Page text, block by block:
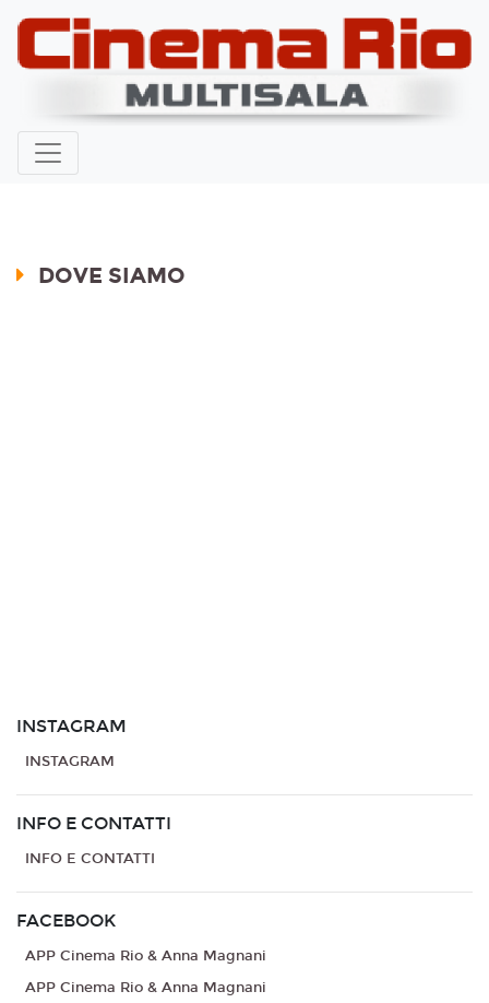
DOVE SIAMO
INSTAGRAM
INSTAGRAM
INFO E CONTATTI
INFO E CONTATTI
FACEBOOK
APP Cinema Rio & Anna Magnani
APP Cinema Rio & Anna Magnani